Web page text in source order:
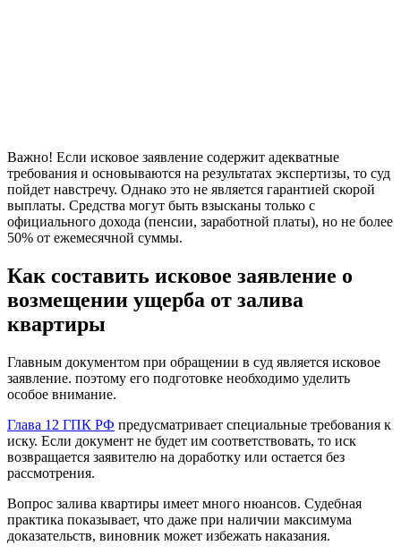
Важно! Если исковое заявление содержит адекватные
требования и основываются на результатах экспертизы, то суд
пойдет навстречу. Однако это не является гарантией скорой
выплаты. Средства могут быть взысканы только с
официального дохода (пенсии, заработной платы), но не более
50% от ежемесячной суммы.
Как составить исковое заявление о
возмещении ущерба от залива
квартиры
Главным документом при обращении в суд является исковое
заявление. поэтому его подготовке необходимо уделить
особое внимание.
Глава 12 ГПК РФ предусматривает специальные требования к
иску. Если документ не будет им соответствовать, то иск
возвращается заявителю на доработку или остается без
рассмотрения.
Вопрос залива квартиры имеет много нюансов. Судебная
практика показывает, что даже при наличии максимума
доказательств, виновник может избежать наказания.